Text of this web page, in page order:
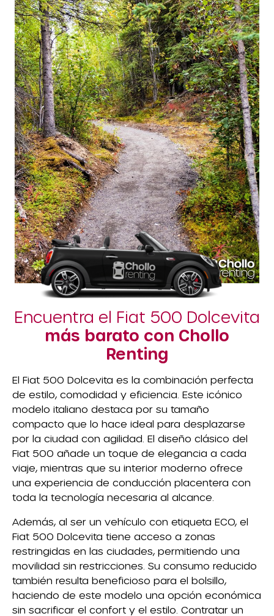
Encuentra el Fiat 500 Dolcevita
más barato con Chollo
Renting
El Fiat 500 Dolcevita es la combinación perfecta
de estilo, comodidad y eficiencia. Este icónico
modelo italiano destaca por su tamaño
compacto que lo hace ideal para desplazarse
por la ciudad con agilidad. El diseño clásico del
Fiat 500 añade un toque de elegancia a cada
viaje, mientras que su interior moderno ofrece
una experiencia de conducción placentera con
toda la tecnología necesaria al alcance.
Además, al ser un vehículo con etiqueta ECO, el
Fiat 500 Dolcevita tiene acceso a zonas
restringidas en las ciudades, permitiendo una
movilidad sin restricciones. Su consumo reducido
también resulta beneficioso para el bolsillo,
haciendo de este modelo una opción económica
sin sacrificar el confort y el estilo. Contratar un